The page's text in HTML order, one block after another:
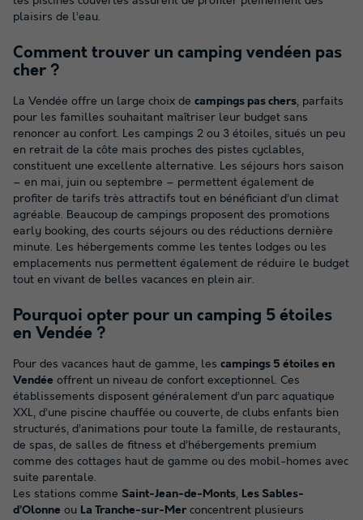
plaisirs de l’eau.
Comment trouver un camping vendéen pas
cher ?
La Vendée offre un large choix de campings pas chers, parfaits
pour les familles souhaitant maîtriser leur budget sans
renoncer au confort. Les campings 2 ou 3 étoiles, situés un peu
en retrait de la côte mais proches des pistes cyclables,
constituent une excellente alternative. Les séjours hors saison
– en mai, juin ou septembre – permettent également de
profiter de tarifs très attractifs tout en bénéficiant d’un climat
agréable. Beaucoup de campings proposent des promotions
early booking, des courts séjours ou des réductions dernière
minute. Les hébergements comme les tentes lodges ou les
emplacements nus permettent également de réduire le budget
tout en vivant de belles vacances en plein air.
Pourquoi opter pour un camping 5 étoiles
en Vendée ?
Pour des vacances haut de gamme, les campings 5 étoiles en
Vendée offrent un niveau de confort exceptionnel. Ces
établissements disposent généralement d’un parc aquatique
XXL, d’une piscine chauffée ou couverte, de clubs enfants bien
structurés, d’animations pour toute la famille, de restaurants,
de spas, de salles de fitness et d’hébergements premium
comme des cottages haut de gamme ou des mobil-homes avec
suite parentale.
Les stations comme Saint-Jean-de-Monts, Les Sables-
d’Olonne ou La Tranche-sur-Mer concentrent plusieurs